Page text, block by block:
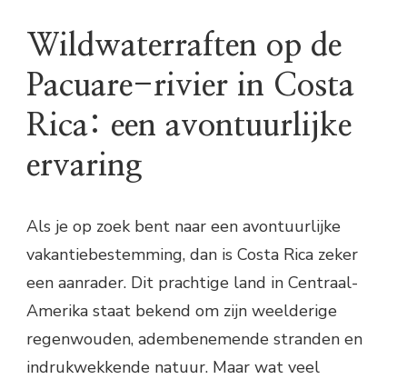
Wildwaterraften op de
Pacuare-rivier in Costa
Rica: een avontuurlijke
ervaring
Als je op zoek bent naar een avontuurlijke
vakantiebestemming, dan is Costa Rica zeker
een aanrader. Dit prachtige land in Centraal-
Amerika staat bekend om zijn weelderige
regenwouden, adembenemende stranden en
indrukwekkende natuur. Maar wat veel